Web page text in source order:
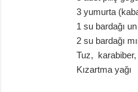
3 yumurta
1 su bardağı un
2 su bardağı
Tuz,
Kızartma yağı